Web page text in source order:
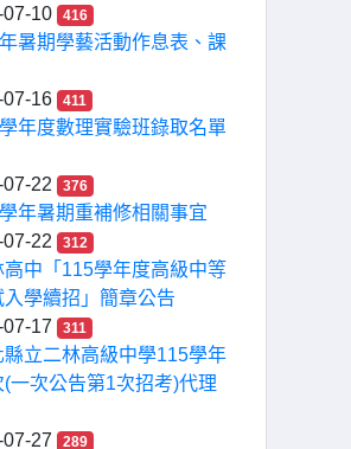
07-10
416
暑期學藝活動作息表、課
07-16
411
年度數理實驗班錄取名單
22
376
年暑期重補修相關事宜
22
312
高中「115學年度高級中等
學續招」簡章公告
17
311
縣立二林高級中學115學年
(一次公告第1次招考)代理
27
289